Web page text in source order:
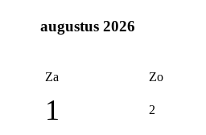
augustus 2026
Za Zo
1 2